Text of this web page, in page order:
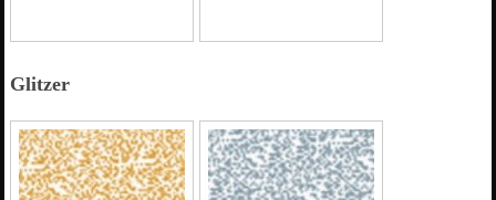
Glitzer